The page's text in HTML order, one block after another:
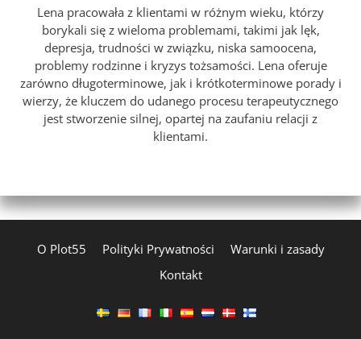
Lena pracowała z klientami w różnym wieku, którzy
borykali się z wieloma problemami, takimi jak lęk,
depresja, trudności w związku, niska samoocena,
problemy rodzinne i kryzys tożsamości. Lena oferuje
zarówno długoterminowe, jak i krótkoterminowe porady i
wierzy, że kluczem do udanego procesu terapeutycznego
jest stworzenie silnej, opartej na zaufaniu relacji z
klientami.
O Plot55 Polityki Prywatności
Warunki i zasady
Kontakt